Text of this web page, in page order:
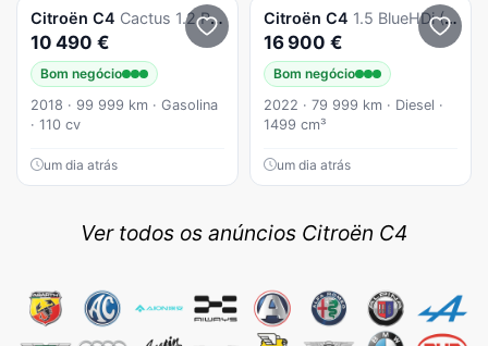
Citroën C4 Cactus 1.2 PureTech Shine
10 490 €
Bom negócio
2018 · 99 999 km · Gasolina
· 110 cv
um dia atrás
Citroën C4 1.5 BlueHDi (DIESEL) Feel Pack
16 900 €
Bom negócio
2022 · 79 999 km · Diesel ·
1499 cm³
um dia atrás
Ver todos os anúncios Citroën C4